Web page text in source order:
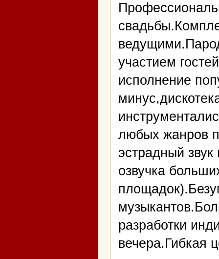
участием
исполнение
любых жанров
эстрадный
озвучка
разработки
вечера.Гибкая